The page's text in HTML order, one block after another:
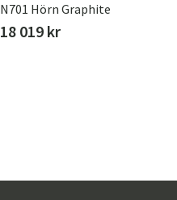
N701 Hörn Graphite
18 019 kr